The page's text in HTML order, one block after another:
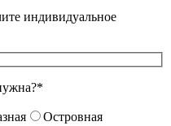
индивидуальное
Островная